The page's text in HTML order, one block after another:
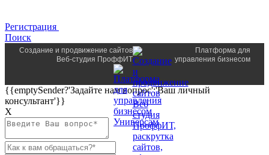
Регистрация
Поиск
Создание и продвижение сайтов
Веб-студия ПроффИТ
Платформа для
управления бизнесом
{{emptySender?'Задайте нам вопрос':'Ваш личный
консультант'}}
Х